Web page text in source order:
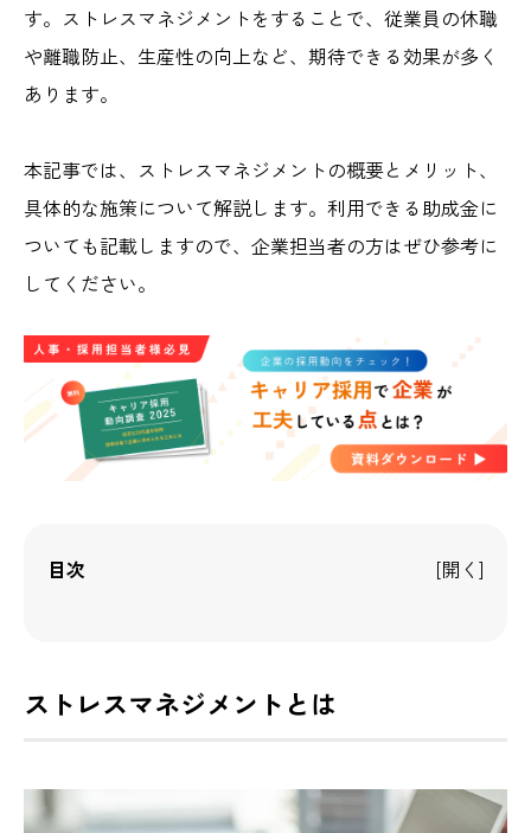
す。ストレスマネジメントをすることで、従業員の休職
や離職防止、生産性の向上など、期待できる効果が多く
あります。
本記事では、ストレスマネジメントの概要とメリット、
具体的な施策について解説します。利用できる助成金に
ついても記載しますので、企業担当者の方はぜひ参考に
してください。
目次
ストレスマネジメントとは